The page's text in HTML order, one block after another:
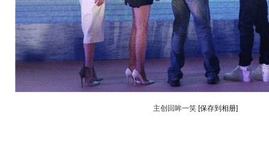
主创回眸一笑 [保存到相册]